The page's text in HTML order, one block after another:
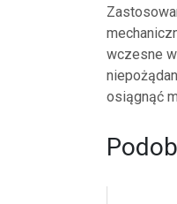
wczesne
osiągnąć